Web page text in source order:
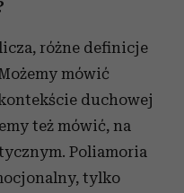
różne definicje
mówić
duchowej
też mówić, na
Poliamoria
tylko